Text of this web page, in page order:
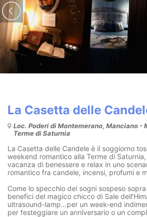
La Casetta delle
Loc. Poderi di Montemerano, Manciano -
Terme di Saturnia
La Casetta delle Candele è il soggiorno
weekend romantico alla Terme di
vacanza di benessere e relax in uno
romantico fra candele, incensi, profumi e
Come lo specchio dei sogni sospeso
benefici del magico chicco di Sale
ultrasound-lamp...per un week-end
per festeggiare un anniversario o un